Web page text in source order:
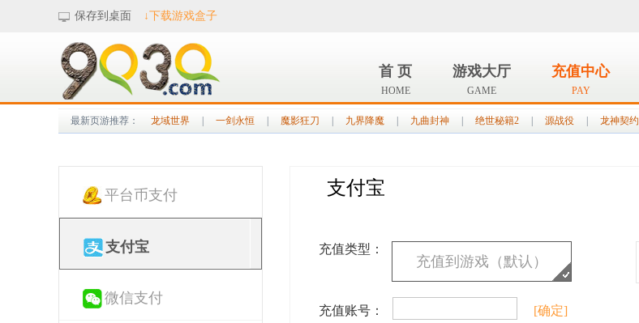
保存到桌面 ↓下载游戏盒子
首 页
HOME
游戏大厅
GAME
充值中心
PAY
最新页游推荐： 龙域世界 一剑永恒 魔影狂刀 九界降魔 九曲封神 绝世秘籍2 源战役 龙神契约
平台币支付
支付宝
微信支付
支付宝
充值类型：
充值到游戏（默认）
充值账号： [确定]